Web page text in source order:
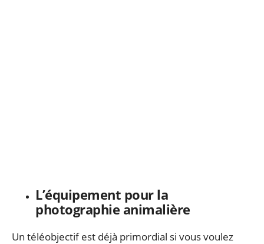
L’équipement pour la
photographie animalière
Un téléobjectif est déjà primordial si vous voulez